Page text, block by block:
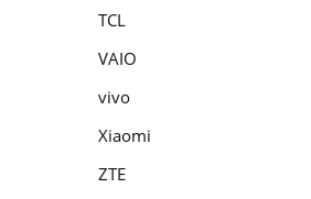
TCL
VAIO
vivo
Xiaomi
ZTE